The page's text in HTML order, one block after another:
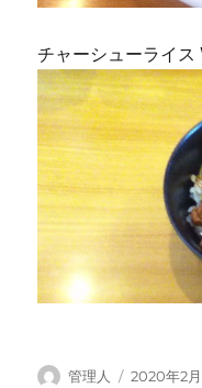
チャーシューライ
投
管理人
投
2020年2